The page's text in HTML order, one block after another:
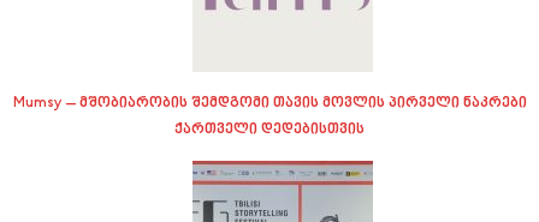
Mumsy – მშობიარობის შემდგომი თავის მოვლის პირველი ნაკრები
ქართველი დედებისთვის